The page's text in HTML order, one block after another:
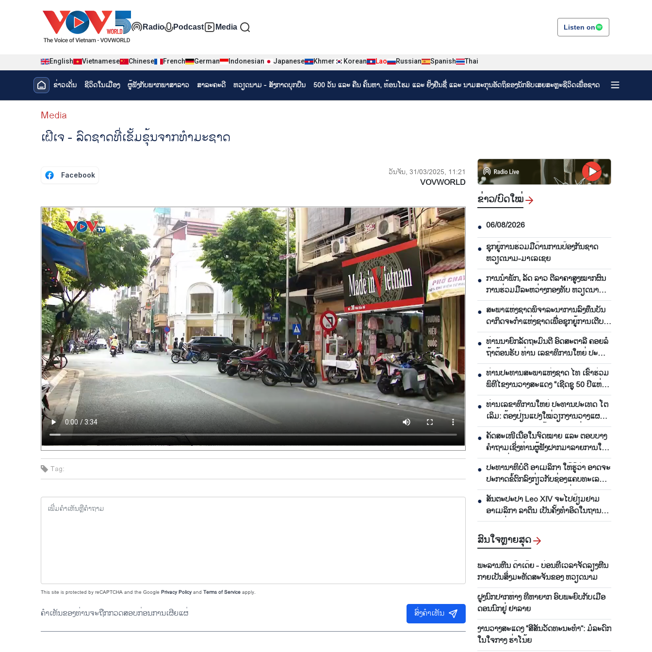
Đa phương tiện tiếng Lào
Radio Podcast Media Listen on
English Vietnamese Chinese French German Indonesian Japanese Khmer Korean Lao Russian Spanish Thai
Menu trang chủ tiếng Lào
ຂ່າວເດັ່ນ ຊີ​ວິດ​ໃນ​ເມືອງ ຜູ້​ຟັງ​ກັບ​ພາກ​ພາ​ສາ​ລາວ ສາລະຄະດີ ຫວຽດ​ນາມ - ສັງ​ກາດ​ບຸກ​ບືນ 500 ວັນ ແລະ ຄືນ ຄົ້ນຫາ, ທ້ອນໂຮມ ແລະ ຢັ້ງຢືນຊື່ ແລະ ນາມສະກຸນອັດຖິຂອງນັກຮົບເສຍສະຫຼະຊີວິດເພື່ອຊາດ
menu phụ tiếng Lào
Media
ເຝີເຈ - ລົດຊາດທີ່ເຂັ້ມຂຸ້ນຈາກທຳມະຊາດ
Facebook ວັນຈັນ, 31/03/2025, 11:21
VOVWORLD
Tag:
This site is protected by reCAPTCHA and the Google Privacy Policyand Terms of Serviceapply.
ຄຳເຫັນຂອງທ່ານຈະຖືກກວດສອບກ່ອນການເຜີຍແຜ່ ສົ່ງຄຳເຫັນ
ຂ່າວ/ບົດ​ໃໝ່
● 06/08/2026
● ຊຸກ​ຍູ້​ການ​ຮ່ວມ​ມື​ດ້ານ​ການ​ປ້ອງ​ກັນ​ຊາດ
ຫວຽດ​ນາມ-ມາ​ເລ​ເຊຍ
● ການ​ນຳ​ພັກ, ລັດ ລາວ ຕີ​ລາ​ຄາ​ສູງ​ໝາກ​ຜົນ​
ການ​ຮ່ວມ​ມື​ລະ​ຫວ່າງກອງ​ທັບ ຫວຽດ​ນາມ-
ລາວ
● ສະ​ພາ​ແຫ່ງ​ຊາດ​ພິ​ຈາ​ລະ​ນາ​​ການລົງ​ທຶນ​ບັນ​
ດາ​ກິດ​ຈະ​ກຳ​ແຫ່ງ​ຊາດ​ເພື່ອ​ຊຸກ​ຍູ້​ການ​ເຕີບ​
ໂຕ
● ທ່ານ​ນາ​ຍົກ​ລັດ​ຖະ​ມົນ​ຕີ ອົດ​ສະ​ຕາ​ລີ ​ຄອຍລໍ​
ຖ້າ​ຕ້ອນ​ຮັບ ທ່ານ ເລ​ຂາ​ທິ​ການ​ໃຫຍ່ ປະ​
ທານ​ປະ​ເທດ ໂຕ​ເລິມ
● ທ່ານ​ປະ​ທານ​ສະ​ພາ​ແຫ່ງ​ຊາດ ໄທ ເຂົ້າ​ຮ່ວມ​
ພິ​ທີ​ໄຂ​ງານ​ວາງ​ສະ​ແດງ “ເຊີດ​ຊູ 50 ປີ​ແຫ່ງ​
ການ​ພົວ​ພັນ​ທາງ​ການ​ທູດ ຫວຽດ​ນາມ-ໄທ”
● ທ່ານເລ​ຂາ​ທິ​ການ​ໃຫຍ່ ປະ​ທານ​ປະ​ເທດ ໂຕ​
ເລິມ: ຕ້ອງ​ປ່ຽນ​ແປງ​ໃໝ່​ວຽກ​ງານ​ວາງ​ແຜນ​
ຜັງ ແລະ ​ພັດ​ທະ​ນາ​ພື້ນ​ຖານ​ໂຄງ​ລ່າງ
● ຄັດສະເໜີເນື້ອໃນຈົດໝາຍ ແລະ ຕອບບາງ
ຄຳຖາມເຊິ່ງທ່ານຜູ້ຟັງຝາກມາລາຍການໃນ
ອາທິດຜ່ານມາ
● ປະທານາທິບໍດີ ອາເມລິກາ ໃຫ້ຮູ້ວ່າ ອາດຈະ
ປະກາດຂໍ້ຕົກລົງກ່ຽວກັບຊ່ອງແຄບທະເລ
Hormuz ພາບໃນເວລາ 48 ຊົ່ວໂມງຈະ
ມາເຖິງ
● ສັນຕະປະປາ Leo XIV ຈະໄປຢ້ຽມຢາມ
ອາເມລິກາ ລາຕິນ ເປັນຄັ້ງທຳອິດໃນຖານະ
ຕຳແໜ່ງສັນຕະປະປາ
ສົນ​ໃຈ​ຫຼາຍ​ສຸດ
ພະລານຫີນ ດ໊າເດ໊ຍ - ບ່ອນທີ່ເວລາຈັດລຽງຫີນ
ກາຍເປັນສິ່ງມະຫັດສະຈັນຂອງ ຫວຽດນາມ
ຝູງນົກປາກຫ່າງ ທີ່ຫາຍາກ ອົບພະຍົບກັບເມືອ
ດອນນົກຢູ່ ຢາລາຍ
ງານວາງສະແດງ “ສີສັນວັດທະນະທຳ”: ມໍລະດົກ
ໃນໃຈກາງ ຮ່າໂນ້ຍ